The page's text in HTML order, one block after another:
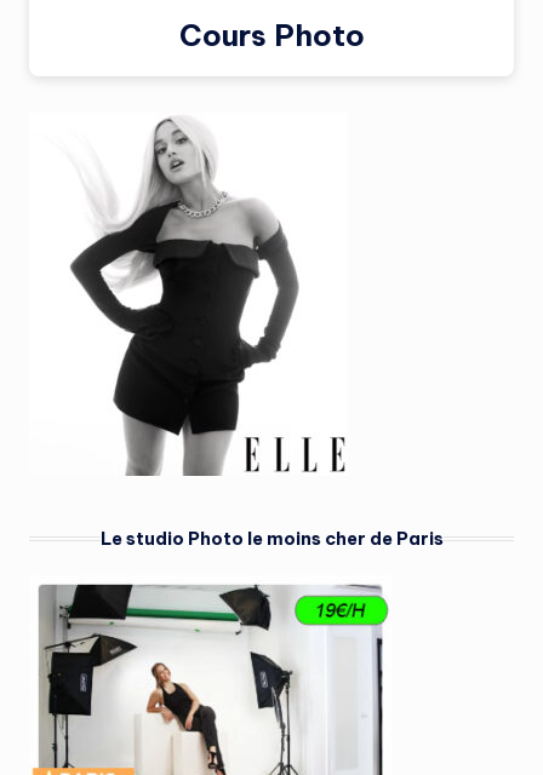
Cours Photo
Le studio Photo le moins cher de Paris